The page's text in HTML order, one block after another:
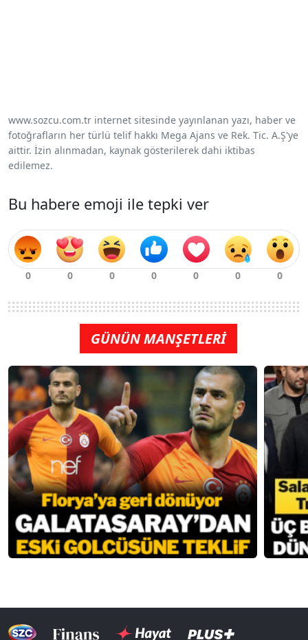
www.sozcu.com.tr internet sitesinde yayınlanan yazı, haber ve
fotoğrafların her türlü telif hakkı Mega Ajans ve Rek. Tic. A.Ş'ye
aittir. İzin alınmadan, kaynak gösterilerek dahi iktibas
edilemez.
Bu habere emoji ile tepki ver
GÜNÜN MANŞETLERİ